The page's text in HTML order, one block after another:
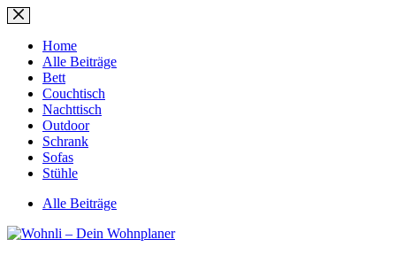
Zum
springenHome
Alle Beiträge
Bett
Couchtisch
Nachttisch
Outdoor
Schrank
Sofas
Stühle
Alle Beiträge